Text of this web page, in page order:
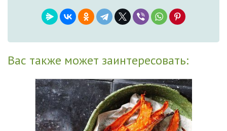
Вас также может заинтересовать: